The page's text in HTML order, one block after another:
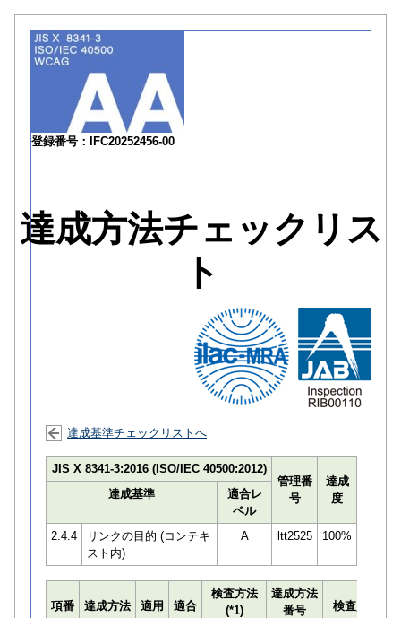
登録番号：IFC20252456-00
達成方法チェックリス
ト
達成基準チェックリストへ
JIS X 8341-3:2016 (ISO/IEC 40500:2012)
管理番
号
達成
度
達成基準
適合レ
ベル
2.4.4
リンクの目的 (コンテキ
スト内)
A ltt2525 100%
項番 達成方法 適用 適合
検査方法
(*1)
達成方法
番号
検査員